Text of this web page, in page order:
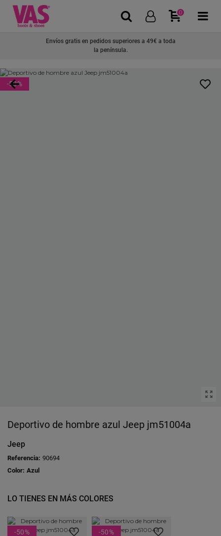
0
Envíos gratis en pedidos superiores a 49€ a toda
la península.
-50%
Deportivo de hombre azul Jeep jm51004a
Jeep
Referencia: 90694
Color: Azul
LO TIENES EN MÁS COLORES
-50% -50%